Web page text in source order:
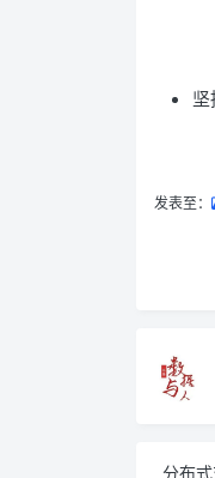
坚
发表至：
分布